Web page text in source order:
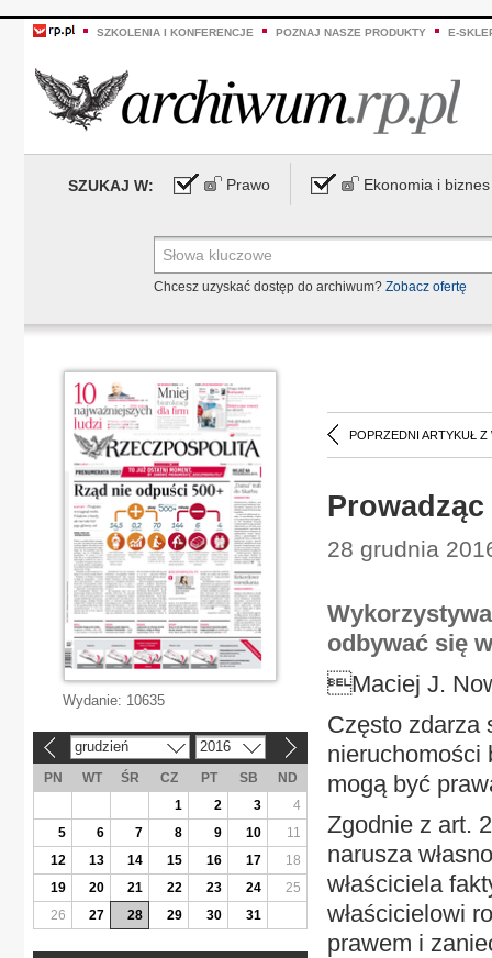
SZKOLENIA I KONFERENCJE POZNAJ NASZE PRODUKTY E-
SZUKAJ W: Prawo Ekonomia i biznes
Chcesz uzyskać dostęp do archiwum? Zobacz ofertę
POPRZEDNI ARTYKUŁ Z
28 grudnia
odbywać się
Maciej J.
Często zdarza
nieruchomości
mogą być
Zgodnie z art.
narusza
właściciela
właścicielowi
prawem i
Wydanie: 10635
grudzień 2016
PN WT ŚR CZ PT SB
ND
1
2 3
4
5
6 7 8 9 10
11
12
13 14 15 16 17
18
19
20 21 22 23 24
25
26
27 28 29 30 31